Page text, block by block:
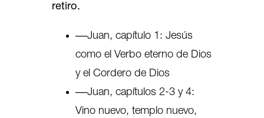
retiro.
‒‒Juan, capítulo 1: Jesús
como el Verbo eterno de Dios
y el Cordero de Dios
‒‒Juan, capítulos 2-3 y 4:
Vino nuevo, templo nuevo,